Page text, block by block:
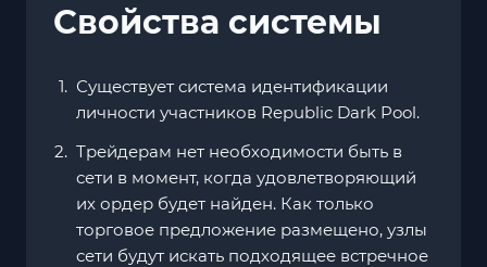
Свойства системы
Существует система идентификации
личности участников Republic Dark Pool.
Трейдерам нет необходимости быть в
сети в момент, когда удовлетворяющий
их ордер будет найден. Как только
торговое предложение размещено, узлы
сети будут искать подходящее встречное